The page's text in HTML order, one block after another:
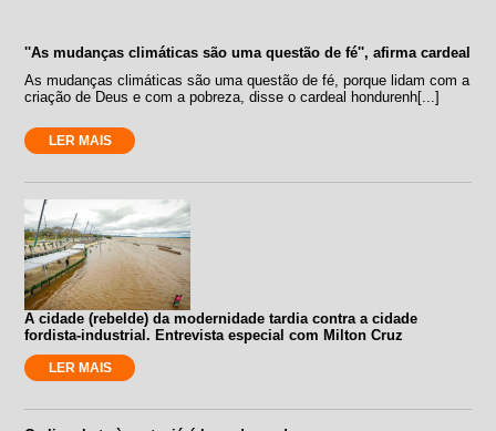
''As mudanças climáticas são uma questão de fé'', afirma cardeal
As mudanças climáticas são uma questão de fé, porque lidam com a
criação de Deus e com a pobreza, disse o cardeal hondurenh[...]
LER MAIS
A cidade (rebelde) da modernidade tardia contra a cidade
fordista-industrial. Entrevista especial com Milton Cruz
LER MAIS